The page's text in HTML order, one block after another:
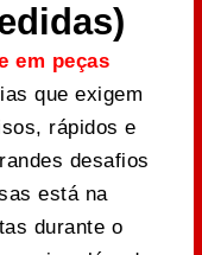
em peças
que exigem
rápidos e
desafios
está na
durante o